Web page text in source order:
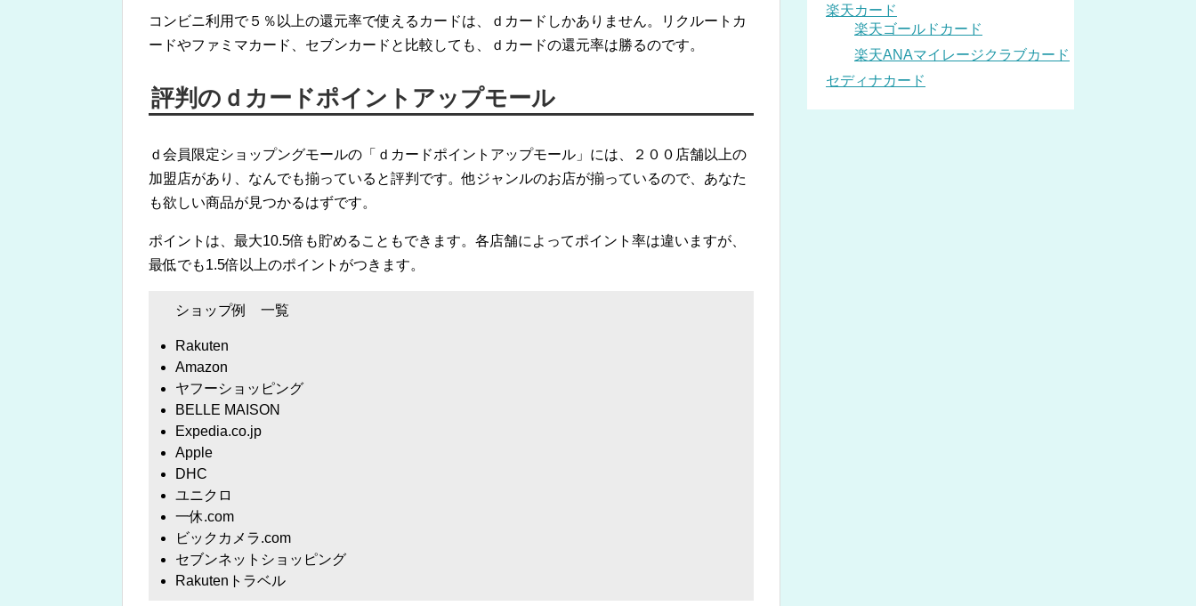
コンビニ利用で５％以上の還元率で使えるカードは、ｄカードしかありません。リクルートカ
ードやファミマカード、セブンカードと比較しても、ｄカードの還元率は勝るのです。
評判のｄカードポイントアップモール
ｄ会員限定ショップングモールの「ｄカードポイントアップモール」には、２００店舗以上の
加盟店があり、なんでも揃っていると評判です。他ジャンルのお店が揃っているので、あなた
も欲しい商品が見つかるはずです。
ポイントは、最大10.5倍も貯めることもできます。各店舗によってポイント率は違いますが、
最低でも1.5倍以上のポイントがつきます。
ショップ例 一覧
Rakuten
Amazon
ヤフーショッピング
BELLE MAISON
Expedia.co.jp
Apple
DHC
ユニクロ
一休.com
ビックカメラ.com
セブンネットショッピング
Rakutenトラベル
楽天カード
楽天ゴールドカード
楽天ANAマイレージクラブカード
セディナカード